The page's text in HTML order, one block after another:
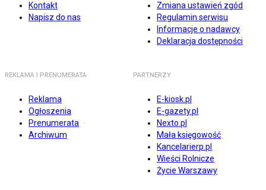
Kontakt
Napisz do nas
Zmiana ustawień zgód
Regulamin serwisu
Informacje o nadawcy
Deklaracja dostępności
REKLAMA I PRENUMERATA
Reklama
Ogłoszenia
Prenumerata
Archiwum
PARTNERZY
E-kiosk.pl
E-gazety.pl
Nexto.pl
Mała księgowość
Kancelarierp.pl
Wieści Rolnicze
Życie Warszawy